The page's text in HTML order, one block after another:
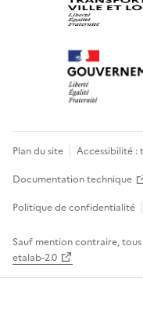
Plan du site Accessibilité
Documentation technique
Politique de confidentialité
Sauf mention contraire,
etalab-2.0